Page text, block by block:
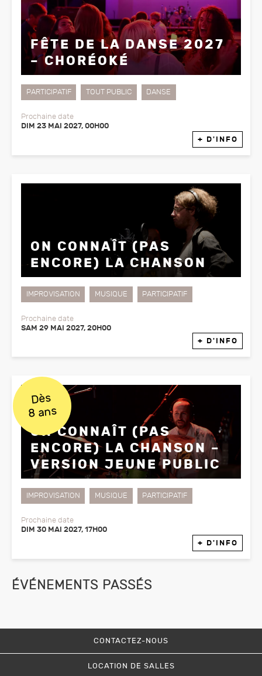
FÊTE DE LA DANSE 2027
– CHORÉOKÉ
PARTICIPATIF TOUT PUBLIC DANSE
Prochaine date
DIM 23 MAI 2027, 00H00
+ D'INFO
ON CONNAÎT (PAS
ENCORE) LA CHANSON
IMPROVISATION MUSIQUE PARTICIPATIF
Prochaine date
SAM 29 MAI 2027, 20H00
+ D'INFO
Dès
8 ans
ON CONNAÎT (PAS
ENCORE) LA CHANSON –
VERSION JEUNE PUBLIC
IMPROVISATION MUSIQUE PARTICIPATIF
Prochaine date
DIM 30 MAI 2027, 17H00
+ D'INFO
ÉVÉNEMENTS PASSÉS
CONTACTEZ-NOUS
LOCATION DE SALLES